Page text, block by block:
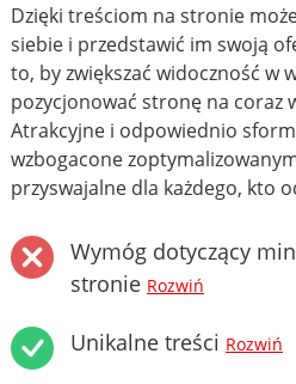
Dzięki treściom na stronie
siebie i przedstawić im swoją
to, by zwiększać widoczność w
pozycjonować stronę na coraz
Atrakcyjne i odpowiednio
wzbogacone
przyswajalne dla każdego, kto
Wymóg dotyczący
stronie Rozwiń
Unikalne treści Rozwiń